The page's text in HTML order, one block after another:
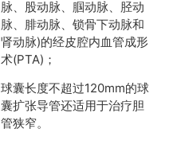
脉、股动脉、腘动脉、胫动
脉、腓动脉、锁骨下动脉和
肾动脉)的经皮腔内血管成形
术(PTA)；
球囊长度不超过120mm的球
囊扩张导管还适用于治疗胆
管狭窄。